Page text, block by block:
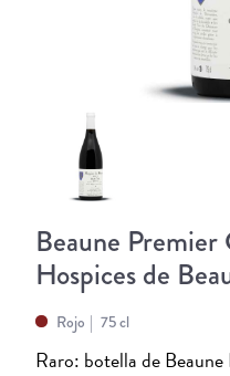
Beaune
Hospices de
Rojo 75 cl
Raro: botella de